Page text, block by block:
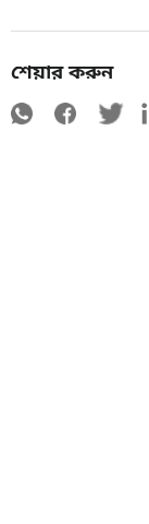
শেয়ার করুন